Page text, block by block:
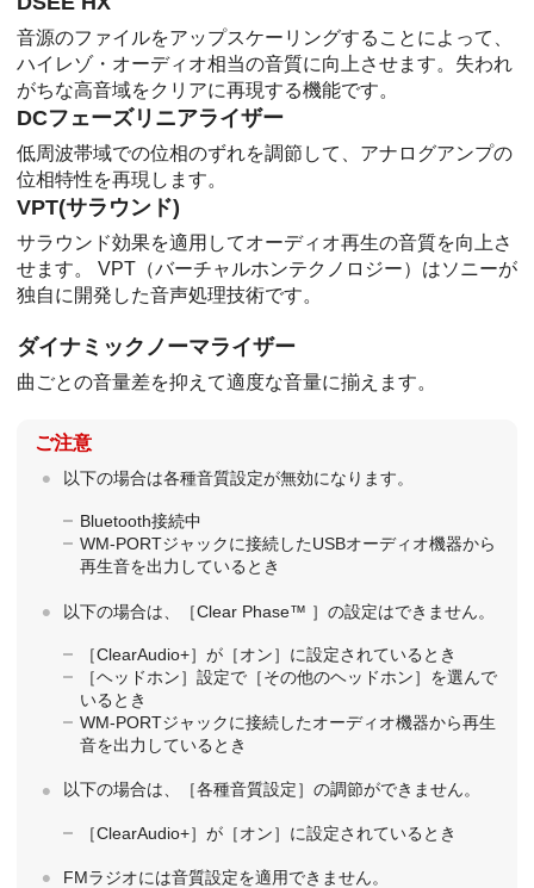
音源のファイルをアップスケーリングすることによって、
ハイレゾ・オーディオ相当の音質に向上させます。失われ
がちな高音域をクリアに再現する機能です。
DCフェーズリニアライザー
低周波帯域での位相のずれを調節して、アナログアンプの
位相特性を再現します。
VPT(サラウンド)
サラウンド効果を適用してオーディオ再生の音質を向上さ
せます。 VPT（バーチャルホンテクノロジー）はソニーが
独自に開発した音声処理技術です。
ダイナミックノーマライザー
曲ごとの音量差を抑えて適度な音量に揃えます。
ご注意
以下の場合は各種音質設定が無効になります。
Bluetooth接続中
WM-PORTジャックに接続したUSBオーディオ機器から
再生音を出力しているとき
以下の場合は、［Clear Phase™ ］の設定はできません。
［ClearAudio+］が［オン］に設定されているとき
［ヘッドホン］設定で［その他のヘッドホン］を選んで
いるとき
WM-PORTジャックに接続したオーディオ機器から再生
音を出力しているとき
以下の場合は、［各種音質設定］の調節ができません。
［ClearAudio+］が［オン］に設定されているとき
FMラジオには音質設定を適用できません。